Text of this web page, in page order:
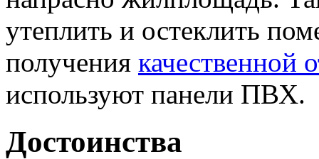
утеплить и остеклить
получения качественной
используют панели ПВХ.
Достоинства